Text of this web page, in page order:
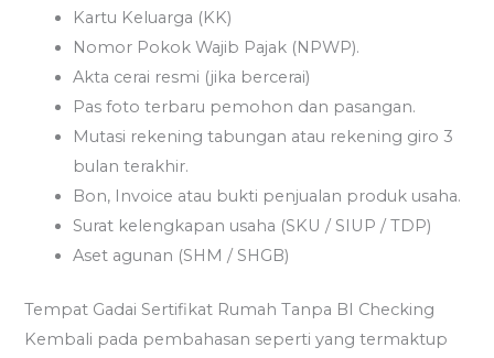
Kartu Keluarga (KK)
Nomor Pokok Wajib Pajak (NPWP).
Akta cerai resmi (jika bercerai)
Pas foto terbaru pemohon dan pasangan.
Mutasi rekening tabungan atau rekening giro 3
bulan terakhir.
Bon, Invoice atau bukti penjualan produk usaha.
Surat kelengkapan usaha (SKU / SIUP / TDP)
Aset agunan (SHM / SHGB)
Tempat Gadai Sertifikat Rumah Tanpa BI Checking
Kembali pada pembahasan seperti yang termaktup